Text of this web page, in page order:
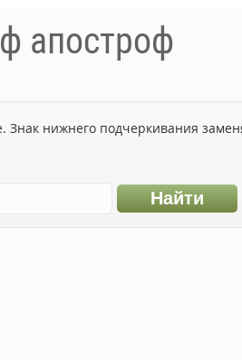
апостроф
Знак нижнего подчеркивания